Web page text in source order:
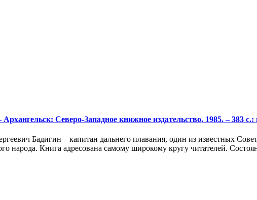
Северо-Западное книжное издательство, 1985. – 383
Бадигин – капитан дальнего плавания, один из известных
народа. Книга адресована самому широкому кругу читателей.